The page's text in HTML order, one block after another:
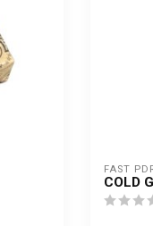
FAST
COLD